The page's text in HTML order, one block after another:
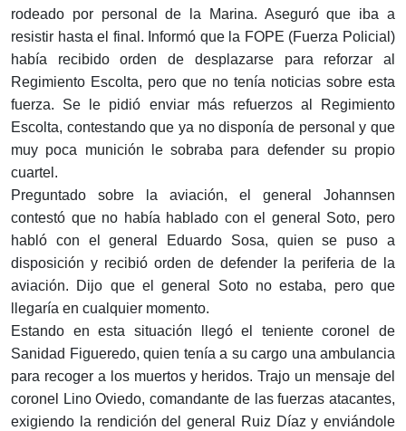
rodeado por personal de la Marina. Aseguró que iba a
resistir hasta el final. Informó que la FOPE (Fuerza Policial)
había recibido orden de desplazarse para reforzar al
Regimiento Escolta, pero que no tenía noticias sobre esta
fuerza. Se le pidió enviar más refuerzos al Regimiento
Escolta, contestando que ya no disponía de personal y que
muy poca munición le sobraba para defender su propio
cuartel.
Preguntado sobre la aviación, el general Johannsen
contestó que no había hablado con el general Soto, pero
habló con el general Eduardo Sosa, quien se puso a
disposición y recibió orden de defender la periferia de la
aviación. Dijo que el general Soto no estaba, pero que
llegaría en cualquier momento.
Estando en esta situación llegó el teniente coronel de
Sanidad Figueredo, quien tenía a su cargo una ambulancia
para recoger a los muertos y heridos. Trajo un mensaje del
coronel Lino Oviedo, comandante de las fuerzas atacantes,
exigiendo la rendición del general Ruiz Díaz y enviándole